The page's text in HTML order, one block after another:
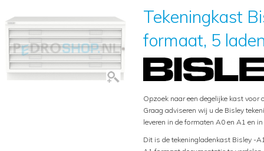
Tekeningkast
formaat, 5
Opzoek naar een degelijke kast
Graag adviseren wij u de Bisley
leveren in de formaten A0 en A1 en
Dit is de tekeningladenkast Bisley -